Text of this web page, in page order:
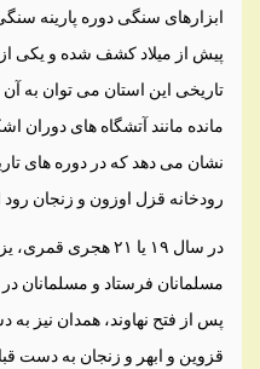
پیش از میلاد کشف شده و یکی
تاریخی این استان می توان به آن
مانده مانند آتشگاه های دوران
نشان می دهد که در دوره های
رودخانه قزل اوزون و زنجان رود
در سال ۱۹ یا ۲۱
مسلمانان فرستاد و مسلمانان در
پس از فتح نهاوند، همدان نیز
قزوین و ابهر و زنجان به دست